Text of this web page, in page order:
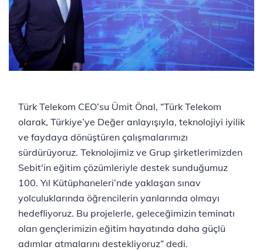
Türk Telekom CEO’su Ümit Önal, “Türk Telekom
olarak, Türkiye’ye Değer anlayışıyla, teknolojiyi iyilik
ve faydaya dönüştüren çalışmalarımızı
sürdürüyoruz. Teknolojimiz ve Grup şirketlerimizden
Sebit'in eğitim çözümleriyle destek sunduğumuz
100. Yıl Kütüphaneleri’nde yaklaşan sınav
yolculuklarında öğrencilerin yanlarında olmayı
hedefliyoruz. Bu projelerle, geleceğimizin teminatı
olan gençlerimizin eğitim hayatında daha güçlü
adımlar atmalarını destekliyoruz” dedi.